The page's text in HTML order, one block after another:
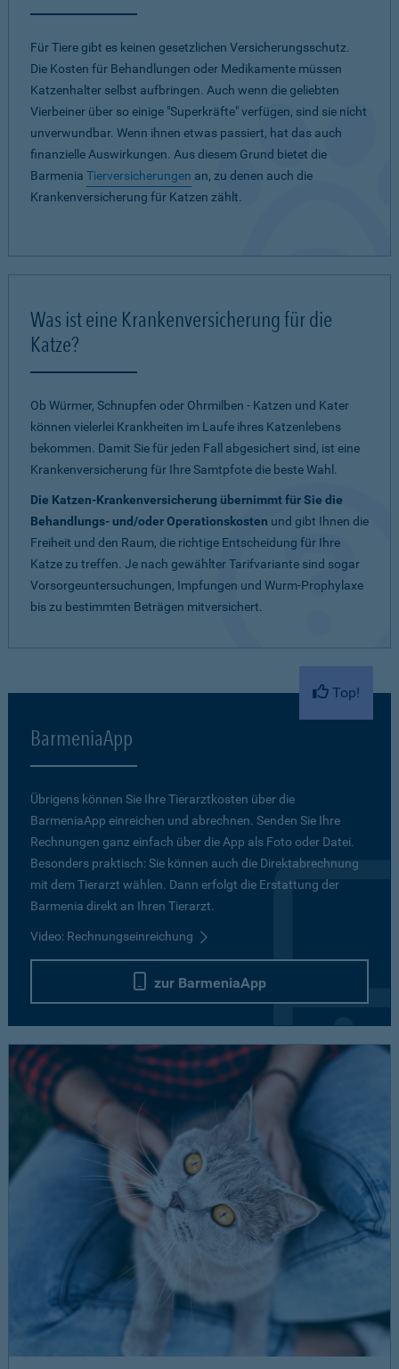
Für Tiere gibt es keinen gesetzlichen Versicherungsschutz.
Die Kosten für Behandlungen oder Medikamente müssen
Katzenhalter selbst aufbringen. Auch wenn die geliebten
Vierbeiner über so einige "Superkräfte" verfügen, sind sie nicht
unverwundbar. Wenn ihnen etwas passiert, hat das auch
finanzielle Auswirkungen. Aus diesem Grund bietet die
Barmenia Tierversicherungen an, zu denen auch die
Krankenversicherung für Katzen zählt.
Was ist eine Krankenversicherung für die
Katze?
Ob Würmer, Schnupfen oder Ohrmilben - Katzen und Kater
können vielerlei Krankheiten im Laufe ihres Katzenlebens
bekommen. Damit Sie für jeden Fall abgesichert sind, ist eine
Krankenversicherung für Ihre Samtpfote die beste Wahl.
Die Katzen-Krankenversicherung übernimmt für Sie die
Behandlungs- und/oder Operationskosten und gibt Ihnen die
Freiheit und den Raum, die richtige Entscheidung für Ihre
Katze zu treffen. Je nach gewählter Tarifvariante sind sogar
Vorsorgeuntersuchungen, Impfungen und Wurm-Prophylaxe
bis zu bestimmten Beträgen mitversichert.
Top!
BarmeniaApp
Übrigens können Sie Ihre Tierarztkosten über die
BarmeniaApp einreichen und abrechnen. Senden Sie Ihre
Rechnungen ganz einfach über die App als Foto oder Datei.
Besonders praktisch: Sie können auch die Direktabrechnung
mit dem Tierarzt wählen. Dann erfolgt die Erstattung der
Barmenia direkt an Ihren Tierarzt.
Video: Rechnungseinreichung
zur BarmeniaApp